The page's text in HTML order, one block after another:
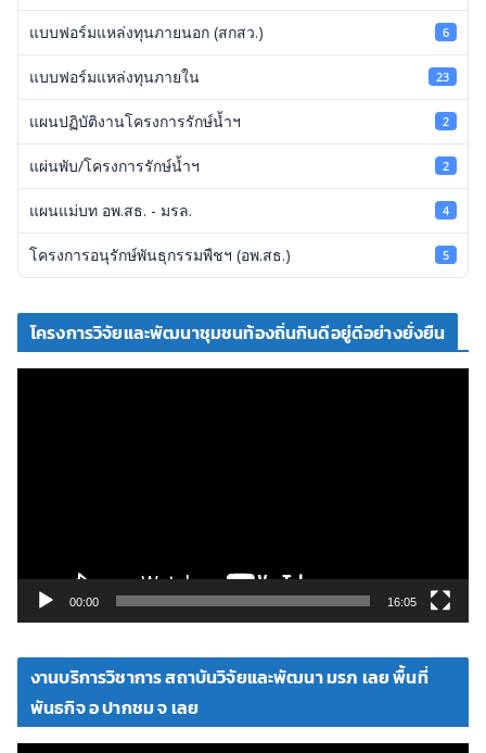
แบบฟอร์มแหล่งทุนภายนอก (สกสว.) 6
แบบฟอร์มแหล่งทุนภายใน 23
แผนปฏิบัติงานโครงการรักษ์น้ำฯ 2
แผ่นพับ/โครงการรักษ์น้ำฯ 2
แผนแม่บท อพ.สธ. - มรล. 4
โครงการอนุรักษ์พันธุกรรมพืชฯ (อพ.สธ.) 5
โครงการวิจัยและพัฒนาชุมชนท้องถิ่นกินดีอยู่ดีอย่างยั่งยืน
ดี
00:00 16:05
งานบริการวิชาการ สถาบันวิจัยและพัฒนา มรภ เลย พื้นที่
พันธกิจ อ ปากชม จ เลย